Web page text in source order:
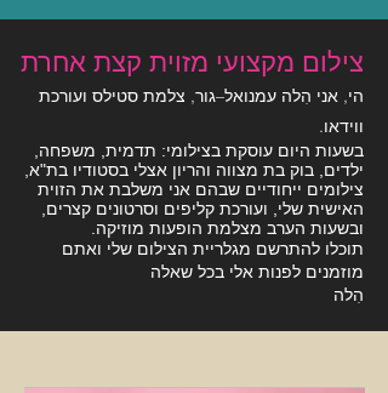
צילום מקצועי מזוית קצת אחרת
הי, אני הִלה עמנואל–גור, צלמת סטילס ועורכת
ווידאו.
בשעות היום עוסקת בצילומי: תדמית, משפחה,
ילדים, בוק בת מצווה והריון אצלי בסטודיו בת"א,
צילומים ייחודיים שבהם אני משלבת את הזוית
האישית שלי, ועורכת קליפים וסרטונים קצרים,
ובשעות הערב מצלמת הופעות מוזיקה.​​
תוכלו להתרשם מגלריית הצילום שלי ואתם
מוזמנים לפנות אלי בכל שאלה
הִלה